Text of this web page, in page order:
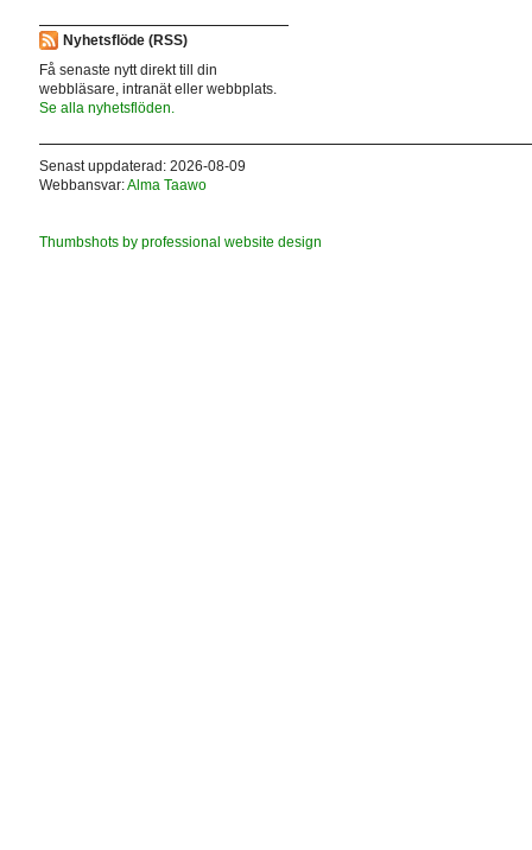
Nyhetsflöde (RSS)
Få senaste nytt direkt till din
webbläsare, intranät eller webbplats.
Se alla nyhetsflöden.
Senast uppdaterad: 2026-08-09
Webbansvar:Alma Taawo
Thumbshots by professional website design